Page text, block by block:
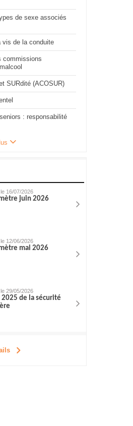
de sexe associés
vis de la conduite
commissions
SURdité (ACOSUR)
: responsabilité
16/07/2026
juin 2026
le 12/06/2026
mai 2026
29/05/2026
2025 de la sécurité